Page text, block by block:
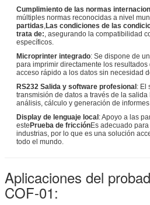
Cumplimiento de las normas
múltiples normas reconocidas a nivel
partidas,Las condiciones de las
trata de:, asegurando la compatibilidad
específicos.
Microprinter integrado: Se dispone de
para imprimir directamente los
acceso rápido a los datos sin necesidad
RS232 Salida y software profesional: El
transmisión de datos a través de la
análisis, cálculo y generación de
Display de lenguaje local: Apoyo a las
estePrueba de fricciónEs adecuado
industrias, por lo que es una solución
todo el mundo.
Aplicaciones del
COF-01: